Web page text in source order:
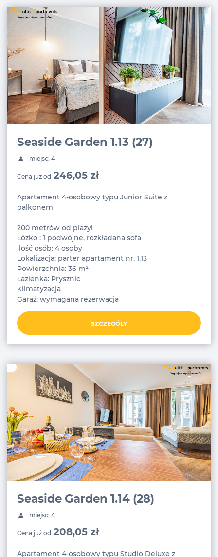
Seaside Garden 1.13 (27)
miejsc: 4
Cena już od 246,05 zł
Apartament 4-osobowy typu Junior Suite z
balkonem
200 metrów od plaży!
Łóżko : 1 podwójne, rozkładana sofa
Ilość osób: 4 osoby
Lokalizacja: parter apartament nr. 1.13
Powierzchnia: 36 m²
Łazienka: Prysznic
Klimatyzacja
Garaż: wymagana rezerwacja
SZCZEGÓŁY
Seaside Garden 1.14 (28)
miejsc: 4
Cena już od 208,05 zł
Apartament 4-osobowy typu Studio Deluxe z